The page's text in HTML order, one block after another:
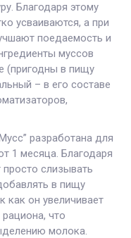
Благодаря этому
усваиваются, а при
поедаемость и
муссов
(пригодны в пищу
– в его составе
разработана для
1 месяца. Благодаря
просто слизывать
в пищу
как он увеличивает
что
молока.